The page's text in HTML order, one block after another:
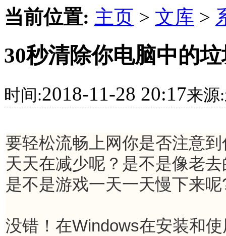
当前位置: 主页 > 文库 >
30秒清除你电脑中的
时间:2018-11-28 20:17来源:
要轻松流畅上网你是否注意
天天在减少呢？是不是像老
是不是游戏一天一天慢下来
没错！在Windows在安装和